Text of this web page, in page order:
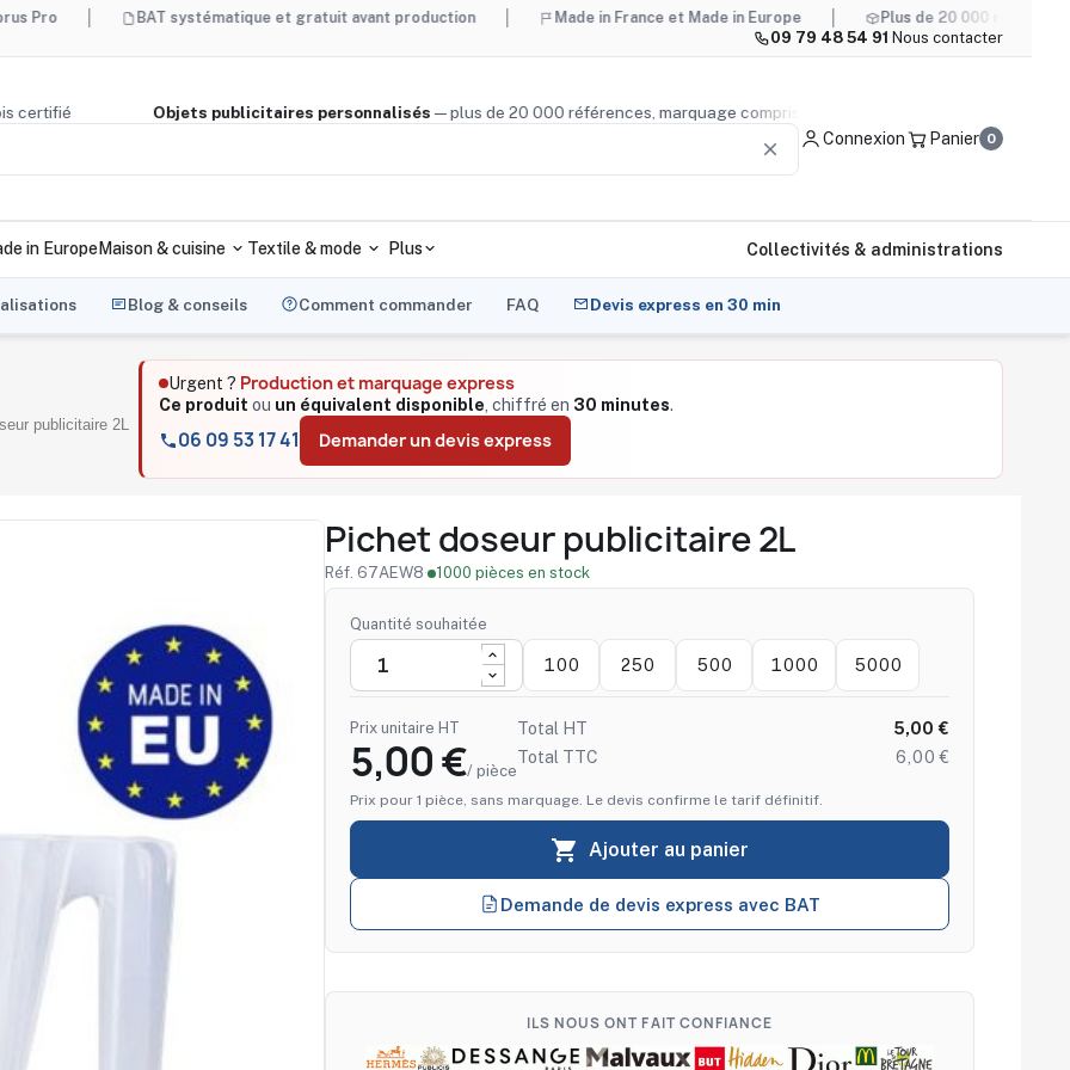
BAT systématique et gratuit avant production Made in France et Made in Europe
Plus de 20 000 références,
09 79 48 54 91 · Nous contacter
bois certifié Objets publicitaires personnalisés — plus de 20 000 références, marquage compris
clear Connexion Panier 0
in EuropeMaison & cuisine Textile & mode Plus Collectivités & administrations
Blog & conseils Comment commander FAQ Devis express en 30 min
publicitaire 2L
Urgent ? Production et marquage express
Ce produit ou un équivalent disponible, chiffré en 30 minutes.
06 09 53 17 41 Demander un devis express
Pichet doseur publicitaire 2L
Réf. 67AEW8· 1000 pièces en stock
Quantité souhaitée
100 250 500 1000 5000
 Ajouter au panier
Prix unitaire HT
5,00 €/ pièce
Total HT
5,00 €
Total TTC
6,00 €
Prix pour 1 pièce, sans marquage. Le devis confirme le tarif définitif.
Demande de devis express avec BAT
ILS NOUS ONT FAIT CONFIANCE